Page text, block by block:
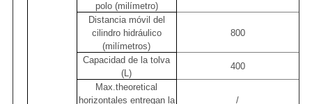
polo (milímetro)
Distancia móvil del
cilindro hidráulico
(milímetros)
800
Capacidad de la tolva
(L)
400
Max.theoretical
horizontales entregan la
/